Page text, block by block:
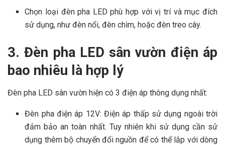
Chọn loại đèn pha LED phù hợp với vị trí và mục đích
sử dụng, như đèn nổi, đèn chìm, hoặc đèn treo cây.
3. Đèn pha LED sân vườn điện áp
bao nhiêu là hợp lý
Đèn pha LED sân vườn hiện có 3 điện áp thông dụng nhất:
Đèn pha điện áp 12V: Điện áp thấp sử dụng ngoài trời
đảm bảo an toàn nhất. Tuy nhiên khi sử dụng cần sử
dụng thêm bộ chuyển đổi nguồn để có thể lắp với dòng